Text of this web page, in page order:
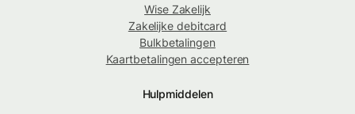
Wise Zakelijk
Zakelijke debitcard
Bulkbetalingen
Kaartbetalingen accepteren
Hulpmiddelen